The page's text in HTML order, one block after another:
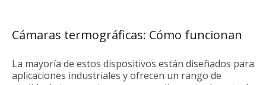
Cámaras termográficas: Cómo funcionan
La mayoría de estos dispositivos están diseñados para
aplicaciones industriales y ofrecen un rango de